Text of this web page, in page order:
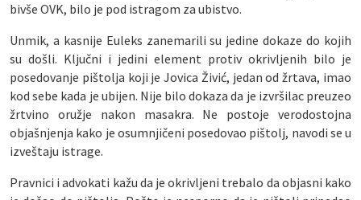
bivše OVK, bilo je pod istragom za ubistvo.
Unmik, a kasnije Euleks zanemarili su jedine dokaze do kojih
su došli. Ključni i jedini element protiv okrivljenih bilo je
posedovanje pištolja koji je Jovica Živić, jedan od žrtava, imao
kod sebe kada je ubijen. Nije bilo dokaza da je izvršilac preuzeo
žrtvino oružje nakon masakra. Ne postoje verodostojna
objašnjenja kako je osumnjičeni posedovao pištolj, navodi se u
izveštaju istrage.
Pravnici i advokati kažu da je okrivljeni trebalo da objasni kako